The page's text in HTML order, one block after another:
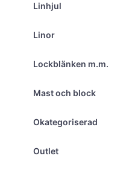
Linhjul
Linor
Lockblänken m.m.
Mast och block
Okategoriserad
Outlet